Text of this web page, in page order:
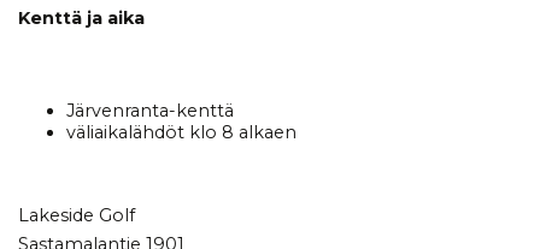
Kenttä ja aika
Järvenranta-kenttä
väliaikalähdöt klo 8 alkaen
Lakeside Golf